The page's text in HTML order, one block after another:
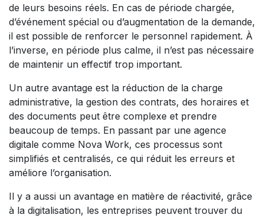
de leurs besoins réels. En cas de période chargée,
d’événement spécial ou d’augmentation de la demande,
il est possible de renforcer le personnel rapidement. À
l’inverse, en période plus calme, il n’est pas nécessaire
de maintenir un effectif trop important.
Un autre avantage est la réduction de la charge
administrative, la gestion des contrats, des horaires et
des documents peut être complexe et prendre
beaucoup de temps. En passant par une agence
digitale comme Nova Work, ces processus sont
simplifiés et centralisés, ce qui réduit les erreurs et
améliore l’organisation.
Il y a aussi un avantage en matière de réactivité, grâce
à la digitalisation, les entreprises peuvent trouver du